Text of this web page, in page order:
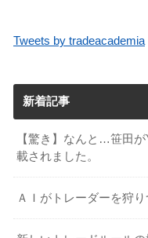
Tweets by tradeacademia
新着記事
【驚き】なんと…笹田
載されました。
ＡＩがトレーダーを狩り